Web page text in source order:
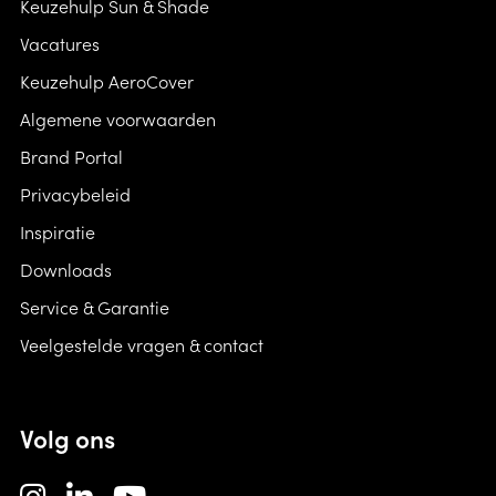
Keuzehulp Sun & Shade
Vacatures
Keuzehulp AeroCover
Algemene voorwaarden
Brand Portal
Privacybeleid
Inspiratie
Downloads
Service & Garantie
Veelgestelde vragen & contact
Volg ons